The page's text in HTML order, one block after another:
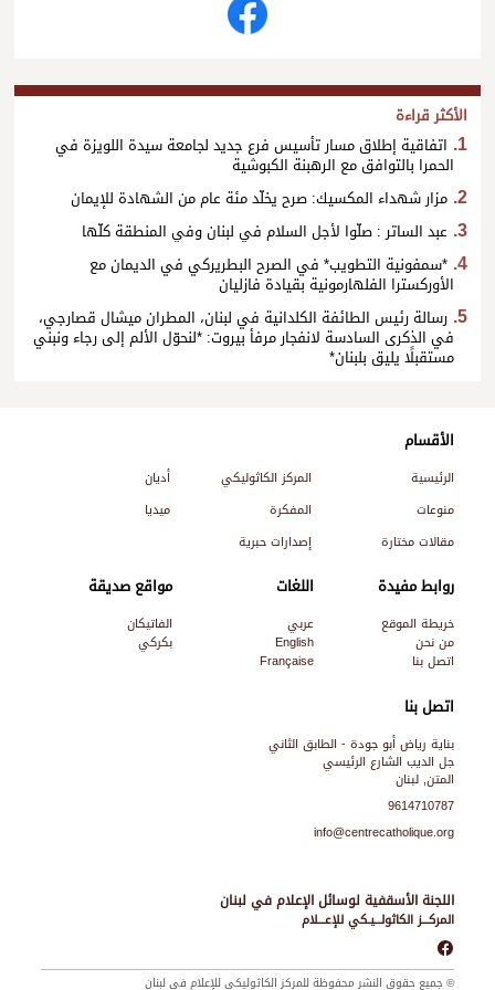
الأكثر قراءة
اتفاقية إطلاق مسار تأسيس فرع جديد لجامعة سيدة اللويزة في
الحمرا بالتوافق مع الرهبنة الكبوشية
مزار شهداء المكسيك: صرح يخلّد مئة عام من الشهادة للإيمان
عبد الساتر : صلّوا لأجل السلام في لبنان وفي المنطقة كلّها
*سمفونية التطويب* في الصرح البطريركي في الديمان مع
الأوركسترا الفلهارمونية بقيادة فازليان
رسالة رئيس الطائفة الكلدانية في لبنان، المطران ميشال قصارجي،
في الذكرى السادسة لانفجار مرفأ بيروت: *لنحوّل الألم إلى رجاء ونبني
مستقبلًا يليق بلبنان*
اللجنة الأسقفية لوسائل الإعلام في لبنان
المركـــز الكاثولـــيـكي للإعـــلام
اتصل بنا
بناية رياض أبو جودة - الطابق الثاني
جل الديب الشارع الرئيسي
المتن, لبنان
9614710787
info@centrecatholique.org
الأقسام
الرئيسية المركز الكاثوليكي
أديان
منوعات
المفكرة
ميديا
مقالات مختارة
إصدارات حبرية
روابط مفيدة
خريطة الموقع
من نحن
اتصل بنا
اللغات
عربي
English
Française
مواقع صديقة
الفاتيكان
بكركي
© جميع حقوق النشر محفوظة للمركز الكاثوليكي للإعلام في لبنان